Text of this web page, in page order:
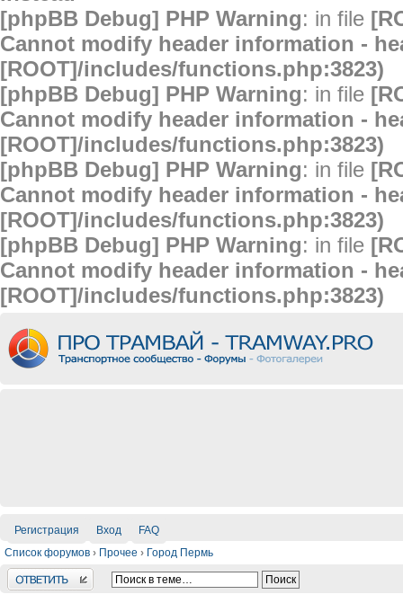
[phpBB Debug] PHP Warning: in file
Cannot modify header information -
[ROOT]/includes/functions.php:3823)
[phpBB Debug] PHP Warning: in file
Cannot modify header information -
[ROOT]/includes/functions.php:3823)
[phpBB Debug] PHP Warning: in file
Cannot modify header information -
[ROOT]/includes/functions.php:3823)
[phpBB Debug] PHP Warning: in file
Cannot modify header information -
[ROOT]/includes/functions.php:3823)
Регистрация Вход
FAQ
Список форумов › Прочее › Город Пермь
Ответить